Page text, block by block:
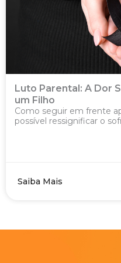
Luto Parental: A Dor
um Filho
Como seguir em frente
possível ressignificar o
Saiba Mais